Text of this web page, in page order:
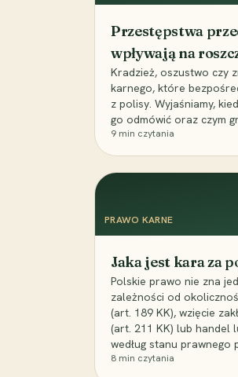
Przestępstwa
wpływają na
Kradzież, oszustwo czy
karnego, które
z polisy. Wyjaśniamy,
go odmówić oraz czym
9 min czytania
PRAWO KARNE
Jaka jest kara za
Polskie prawo nie zna
zależności od
(art. 189 KK), wzięcie
(art. 211 KK) lub handel
według stanu
8 min czytania